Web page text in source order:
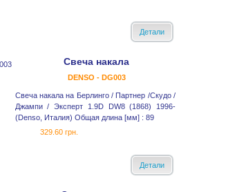
Детали
Свеча накала
DENSO - DG003
Свеча накала на Берлинго / Партнер /Скудо /
Джампи / Эксперт 1.9D DW8 (1868) 1996-
(Denso, Италия) Общая длина [мм] : 89
329.60 грн.
Детали